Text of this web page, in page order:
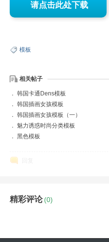
请点击此处下载
已注册会员，请先登录后下载
模板
相关帖子
． 韩国卡通Dens模板
． 韩国插画女孩模板
． 韩国插画女孩模板（一）
． 魅力诱惑时尚分类模板
． 黑色模板
精彩评论 (0)